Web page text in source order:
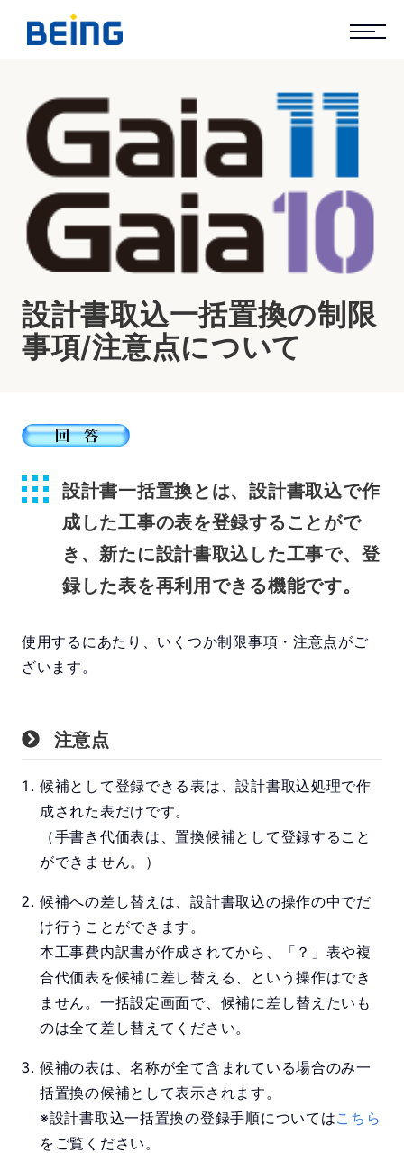
設計書取込一括置換の制限
事項/注意点について
設計書一括置換とは、設計書取込で作
成した工事の表を登録することがで
き、新たに設計書取込した工事で、登
録した表を再利用できる機能です。
使用するにあたり、いくつか制限事項・注意点がご
ざいます。
注意点
候補として登録できる表は、設計書取込処理で作
成された表だけです。
（手書き代価表は、置換候補として登録すること
ができません。）
候補への差し替えは、設計書取込の操作の中でだ
け行うことができます。
本工事費内訳書が作成されてから、「？」表や複
合代価表を候補に差し替える、という操作はでき
ません。一括設定画面で、候補に差し替えたいも
のは全て差し替えてください。
候補の表は、名称が全て含まれている場合のみ一
括置換の候補として表示されます。
※設計書取込一括置換の登録手順についてはこちら
をご覧ください。